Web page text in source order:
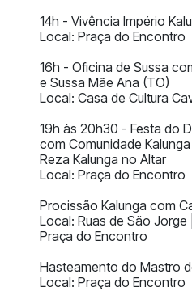
14h - Vivência Império
Local: Praça do Encontro
16h - Oficina de Sussa
e Sussa Mãe Ana (TO)
Local: Casa de Cultura
19h às 20h30 - Festa do
com Comunidade Kalunga
Reza Kalunga no Altar
Local: Praça do Encontro
Procissão Kalunga com
Local: Ruas de São
Praça do Encontro
Hasteamento do Mastro
Local: Praça do Encontro